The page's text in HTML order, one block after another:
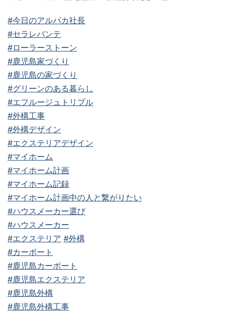
#今日のアルパカ社長
#セラレバンテ
#ローラーストーン
#鹿児島家づくり
#鹿児島の家づくり
#グリーンのある暮らし
#エフルージュトリプル
#外構工事
#外構デザイン
#エクステリアデザイン
#マイホーム
#マイホーム計画
#マイホーム記録
#マイホーム計画中の人と繋がりたい
#ハウスメーカー選び
#ハウスメーカー
#エクステリア #外構
#カーポート
#鹿児島カーポート
#鹿児島エクステリア
#鹿児島外構
#鹿児島外構工事